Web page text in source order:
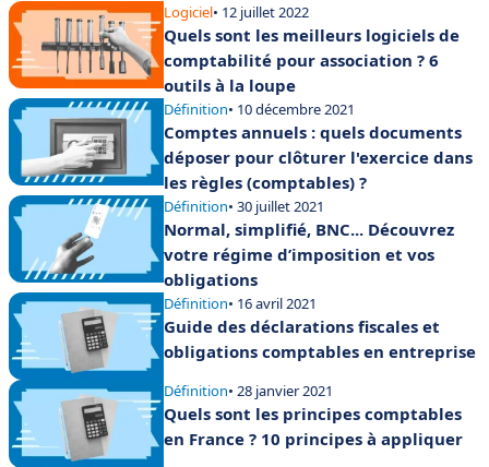
Logiciel• 12 juillet 2022
Quels sont les meilleurs logiciels de
comptabilité pour association ? 6
outils à la loupe
Définition• 10 décembre 2021
Comptes annuels : quels documents
déposer pour clôturer l'exercice dans
les règles (comptables) ?
Définition• 30 juillet 2021
Normal, simplifié, BNC... Découvrez
votre régime d’imposition et vos
obligations
Définition• 16 avril 2021
Guide des déclarations fiscales et
obligations comptables en entreprise
Définition• 28 janvier 2021
Quels sont les principes comptables
en France ? 10 principes à appliquer